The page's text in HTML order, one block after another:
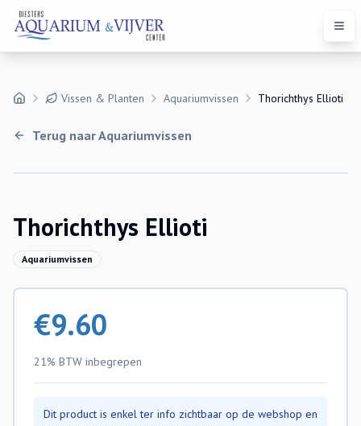
Vissen & Planten Aquariumvissen Thorichthys Ellioti
Terug naarAquariumvissen
Thorichthys Ellioti
Aquariumvissen
€9.60
21% BTW inbegrepen
Dit product is enkel ter info zichtbaar op de webshop en